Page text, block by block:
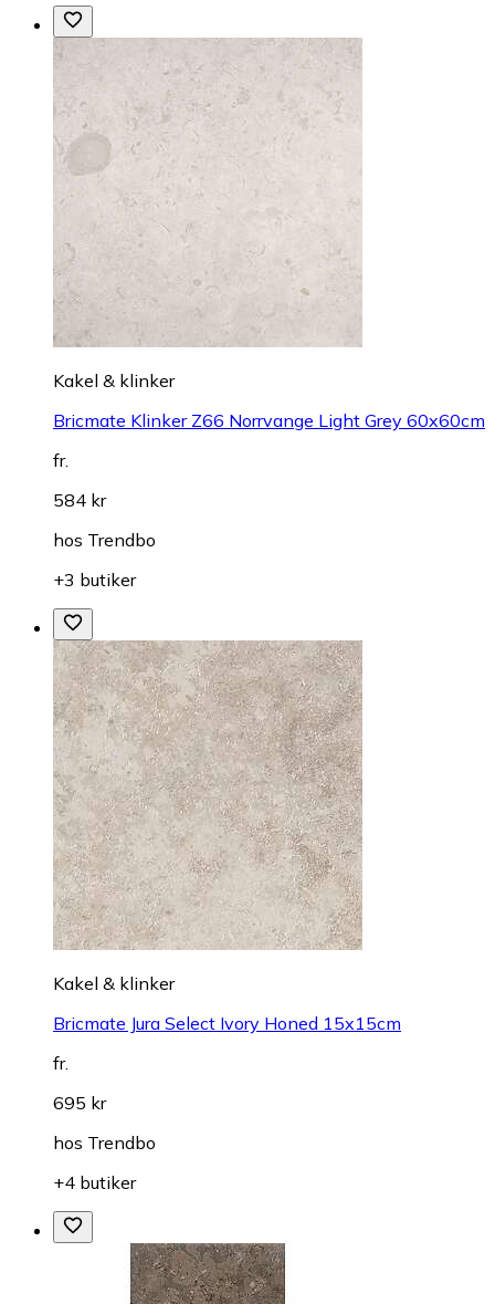
Kakel & klinker
Bricmate Klinker Z66 Norrvange Light Grey 60x60cm
fr.
584 kr
hos Trendbo
+3 butiker
Kakel & klinker
Bricmate Jura Select Ivory Honed 15x15cm
fr.
695 kr
hos Trendbo
+4 butiker